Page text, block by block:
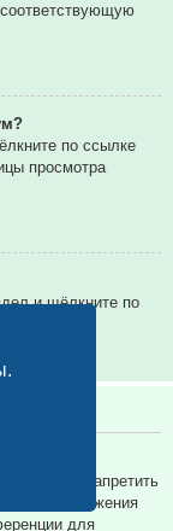
по ссылке
просмотра
и щёлкните по
или запретить
какие вложения
для